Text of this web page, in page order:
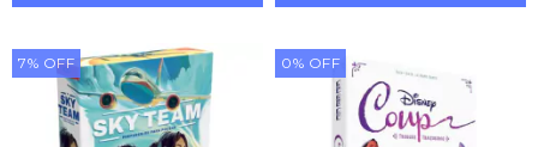
7% OFF 0% OFF